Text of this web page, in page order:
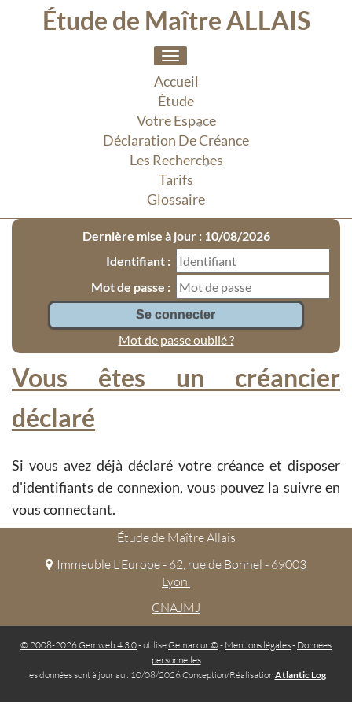
Étude de Maître ALLAIS
Toggle
navigation
Accueil
Étude
Votre Espace
Déclaration De Créance
Les Recherches
Tarifs
Glossaire
Dernière mise à jour : 10/08/2026
Identifiant :
Mot de passe :
Mot de passe oublié ?
Vous êtes un créancier
déclaré
Si vous avez déjà déclaré votre créance et disposer
d'identifiants de connexion, vous pouvez la suivre en
vous connectant.
Étude de Maître Allais
Immeuble L'Europe - 62, rue de Bonnel - 69003
Lyon.
CNAJMJ
© 2008-2026 Gemweb 4.3.0- utiliseGemarcur © - Mentions légales- Données
personnelles
les données sont à jour au : 10/08/2026 Conception/RéalisationAtlantic Log